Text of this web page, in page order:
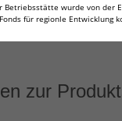
Betriebsstätte wurde von der
für regionle Entwicklung
zur